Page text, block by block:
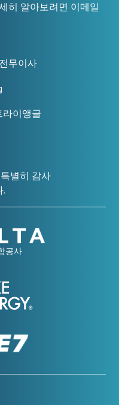
히 알아보려면 이메일
무이사
라이앵글
별히 감사
.
공사